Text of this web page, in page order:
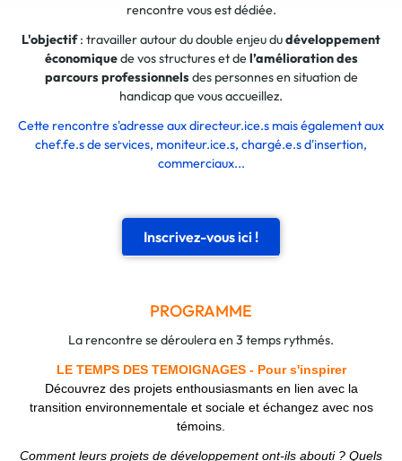
rencontre vous est dédiée.
L'objectif: travailler autour du double enjeu dudéveloppement
économiquede vos structures et del’amélioration des
parcours professionnels des personnes en situation de
handicap que vous accueillez.
Cette rencontre s'adresse aux directeur.ice.s mais également aux
chef.fe.s de services, moniteur.ice.s, chargé.e.s d'insertion,
commerciaux...
Inscrivez-vous ici !
PROGRAMME
La rencontre se déroulera en 3 temps rythmés.
LE TEMPS DES TEMOIGNAGES -Pour s'inspirer
Découvrez des projets enthousiasmants en lien avec la
transition environnementale et sociale et échangez avec nos
témoins.
Comment leurs projets de développement ont-ils abouti ? Quels